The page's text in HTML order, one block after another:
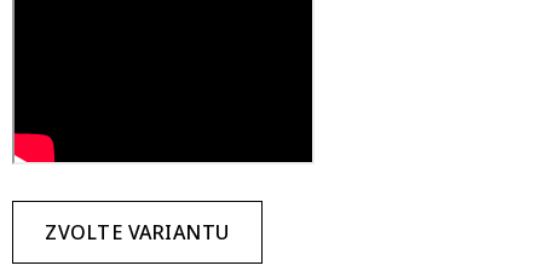
ZVOLTE VARIANTU